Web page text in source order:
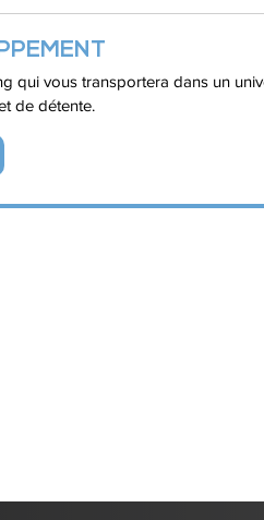
qui vous transportera dans un
de détente.